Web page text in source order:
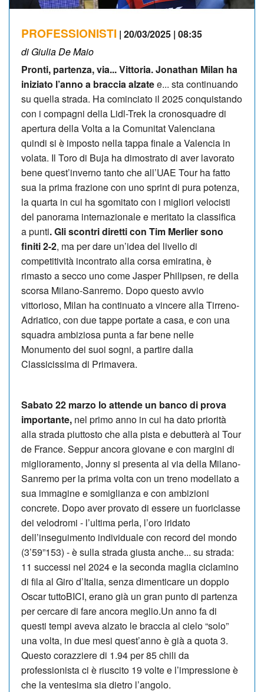
PROFESSIONISTI | 20/03/2025 | 08:35
di Giulia De Maio
Pronti, partenza, via... Vit­toria. Jonathan Milan ha
iniziato l’anno a braccia alzatee... sta continuando
su quella strada. Ha cominciato il 2025 conquistando
con i compagni della Lidl-Trek la cronosquadre di
apertura della Volta a la Comunitat Valenciana
quindi si è imposto nella tappa finale a Valencia in
volata. Il Toro di Buja ha di­mostrato di aver lavorato
bene quest’inverno tanto che all’UAE Tour ha fatto
sua la prima frazione con uno sprint di pura potenza,
la quarta in cui ha sgomitato con i migliori velocisti
del panorama internazionale e meritato la classifica
a punti. Gli scontri diretti con Tim Merlier sono
finiti 2-2, ma per dare un’idea del livello di
competitività incontrato alla corsa emiratina, è
rimasto a secco uno come Jasper Philipsen, re della
scorsa Milano-Sanremo. Dopo questo avvio
vittorioso, Milan ha continuato a vincere alla Tir­reno-
Adriatico, con due tappe portate a casa, e con una
squadra am­biziosa punta a far bene nelle
Monumento dei suoi so­gni, a partire dalla
Classicissima di Pri­mavera.
Sabato 22 marzo lo attende un banco di prova
importante, nel primo anno in cui ha dato priorità
alla strada piuttosto che alla pista e debutterà al Tour
de France. Seppur ancora giovane e con margini di
miglioramento, Jonny si presenta al via della Milano-
Sanremo per la prima volta con un treno modellato a
sua immagine e so­miglianza e con ambizioni
concrete. Dopo aver provato di essere un fuoriclasse
dei velodromi - l’ultima perla, l’oro iridato
dell’inseguimento individuale con record del mondo
(3’59”153) - è sulla strada giusta an­che... su strada:
11 successi nel 2024 e la seconda maglia ciclamino
di fila al Giro d’Italia, sen­za di­­men­ticare un doppio
Oscar tutto­BI­CI, erano già un gran punto di partenza
per cercare di fare ancora meglio.Un anno fa di
questi tempi aveva alzato le braccia al cielo “solo”
una volta, in due mesi quest’anno è già a quota 3.
Que­sto corazziere di 1.94 per 85 chili da
professionista ci è riuscito 19 volte e l’impressione è
che la ventesima sia dietro l’angolo.